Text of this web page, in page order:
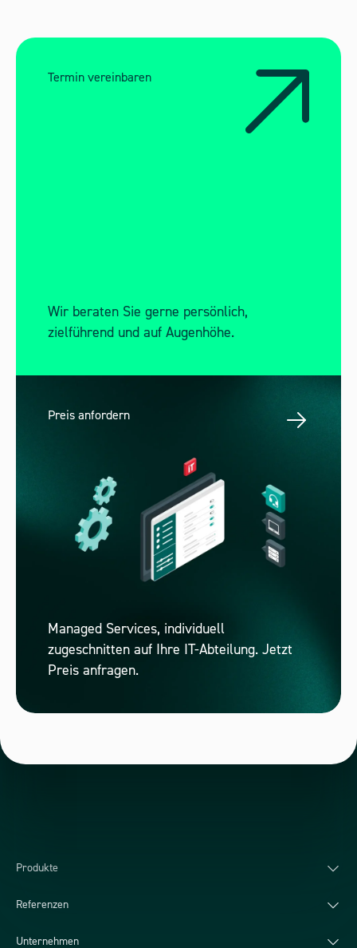
Preis anfordern
Managed Services, individuell
zugeschnitten auf Ihre IT-Abteilung. Jetzt
Preis anfragen.
Termin vereinbaren
Wir beraten Sie gerne persönlich,
zielführend und auf Augenhöhe.
Produkte
Referenzen
Unternehmen